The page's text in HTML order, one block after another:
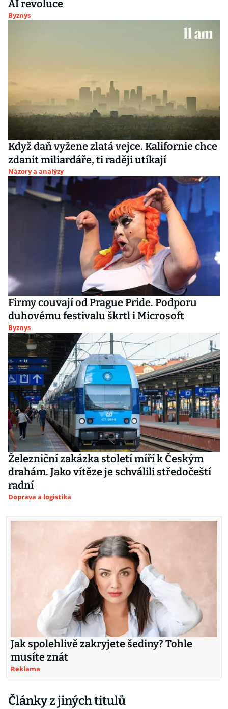
AI revoluce
Byznys
Když daň vyžene zlatá vejce. Kalifornie chce
zdanit miliardáře, ti raději utíkají
Názory a analýzy
Firmy couvají od Prague Pride. Podporu
duhovému festivalu škrtl i Microsoft
Byznys
Železniční zakázka století míří k Českým
drahám. Jako vítěze je schválili středočeští
radní
Doprava a logistika
Jak spolehlivě zakryjete šediny? Tohle
musíte znát
Reklama
Články z jiných titulů